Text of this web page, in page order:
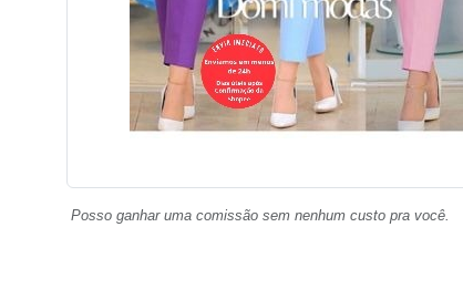
Posso ganhar uma comissão sem nenhum custo pra você.